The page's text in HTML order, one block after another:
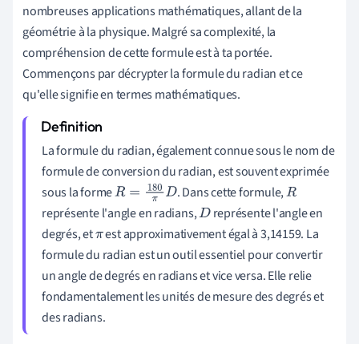
nombreuses applications mathématiques, allant de la
géométrie à la physique. Malgré sa complexité, la
compréhension de cette formule est à ta portée.
Commençons par décrypter la formule du radian et ce
qu'elle signifie en termes mathématiques.
La formule du radian, également connue sous le nom de
formule de conversion du radian, est souvent exprimée
sous la formeR= 180πD . Dans cette formule,R
représente l'angle en radians,D représente l'angle en
degrés, etπest approximativement égal à 3,14159. La
formule du radian est un outil essentiel pour convertir
un angle de degrés en radians et vice versa. Elle relie
fondamentalement les unités de mesure des degrés et
des radians.